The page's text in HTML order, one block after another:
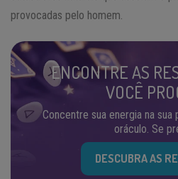
provocadas pelo homem.
ENCONTRE AS
VOCÊ
Concentre sua energia na sua
oráculo. Se
DESCUBRA AS